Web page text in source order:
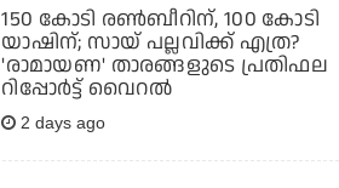
150 കോടി രൺബീറിന്, 100 കോടി
യാഷിന്; സായ് പല്ലവിക്ക് എത്ര?
'രാമായണ' താരങ്ങളുടെ പ്രതിഫല
റിപ്പോർട്ട് വൈറൽ
2 days ago